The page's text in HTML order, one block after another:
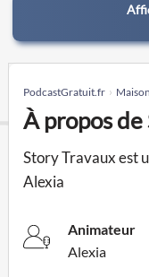
PodcastGratuit.fr
À propos
Story Travaux est
Alexia
Animateur
Alexia